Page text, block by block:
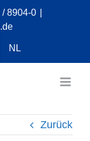
8904-0
NL
Zurück